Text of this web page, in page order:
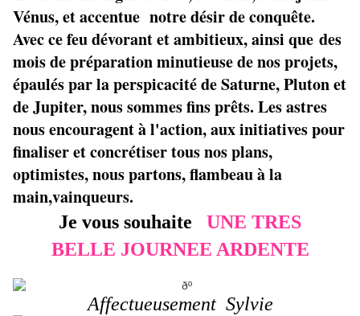
Vénus, et accentue notre désir de conquête.
Avec ce feu dévorant et ambitieux, ainsi que des
mois de préparation minutieuse de nos projets,
épaulés par la perspicacité de Saturne, Pluton et
de Jupiter, nous sommes fins prêts. Les astres
nous encouragent à l'action, aux initiatives pour
finaliser et concrétiser tous nos plans,
optimistes, nous partons, flambeau à la
main,vainqueurs.
Je vous souhaite
UNE TRES
BELLE JOURNEE ARDENTE
Affectueusement Sylvie